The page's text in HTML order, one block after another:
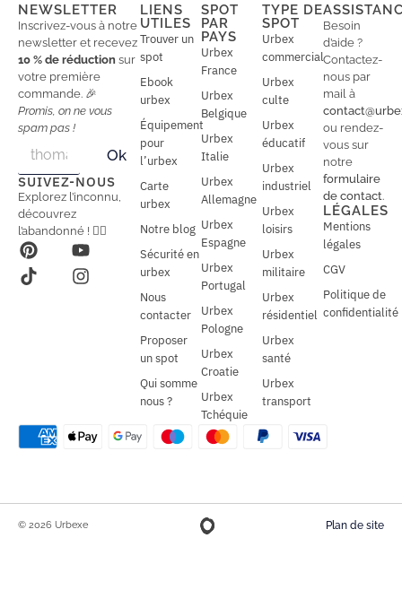
NEWSLETTER
Inscrivez-vous à notre
newsletter et recevez
10 % de réduction sur
votre première
commande. 🎉
Promis, on ne vous
spam pas !
a
i
l
a
i
l
*
Ok
SUIVEZ-NOUS
Explorez l’inconnu,
découvrez
l’abandonné ! 🕵️‍♂️
LIENS
UTILES
Trouver un
spot
Ebook
urbex
Équipement
pour
l’urbex
Carte
urbex
Notre blog
Sécurité en
urbex
Nous
contacter
Proposer
un spot
Qui somme
nous ?
SPOT
PAR
PAYS
Urbex
France
Urbex
Belgique
Urbex
Italie
Urbex
Allemagne
Urbex
Espagne
Urbex
Portugal
Urbex
Pologne
Urbex
Croatie
Urbex
Tchéquie
TYPE DE
SPOT
Urbex
commercial
Urbex
culte
Urbex
éducatif
Urbex
industriel
Urbex
loisirs
Urbex
militaire
Urbex
résidentiel
Urbex
santé
Urbex
transport
Besoin
d’aide ?
Contactez-
nous par
mail à
ou rendez-
vous sur
notre
formulaire
de contact.
LÉGALES
Mentions
légales
CGV
Politique de
confidentialité
© 2026 Urbexe Plan de site